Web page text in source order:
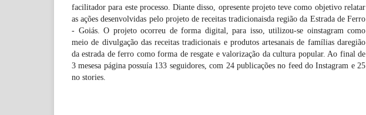
facilitador para este processo. Diante disso, opresente projeto teve como objetivo relatar
as ações desenvolvidas pelo projeto de receitas tradicionaisda região da Estrada de Ferro
- Goiás. O projeto ocorreu de forma digital, para isso, utilizou-se oinstagram como
meio de divulgação das receitas tradicionais e produtos artesanais de famílias daregião
da estrada de ferro como forma de resgate e valorização da cultura popular. Ao final de
3 mesesa página possuía 133 seguidores, com 24 publicações no feed do Instagram e 25
no stories.